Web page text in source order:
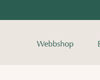
Webbshop